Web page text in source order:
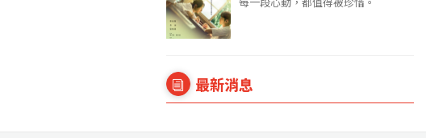
最新消息